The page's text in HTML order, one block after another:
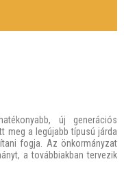
új generációs
meg a legújabb típusú járda
fogja. Az önkormányzat
a továbbiakban tervezik